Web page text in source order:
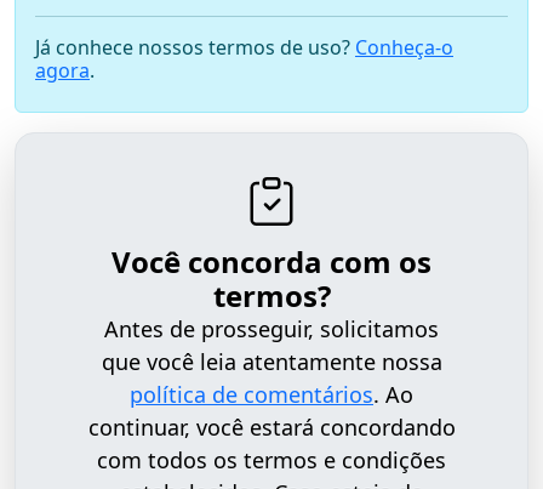
Já conhece nossos termos de uso? Conheça-o
agora.
Você concorda com os
termos?
Antes de prosseguir, solicitamos
que você leia atentamente nossa
política de comentários. Ao
continuar, você estará concordando
com todos os termos e condições